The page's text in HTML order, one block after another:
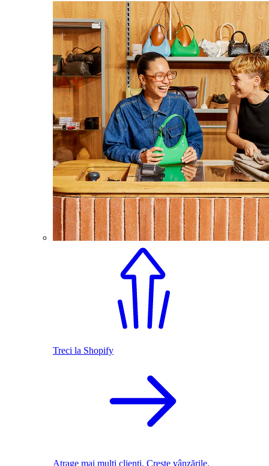
Treci la Shopify
Atrage mai mulți clienți. Crește vânzările.